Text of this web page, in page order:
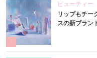
ビューティー
リップもチー
スの新ブラン